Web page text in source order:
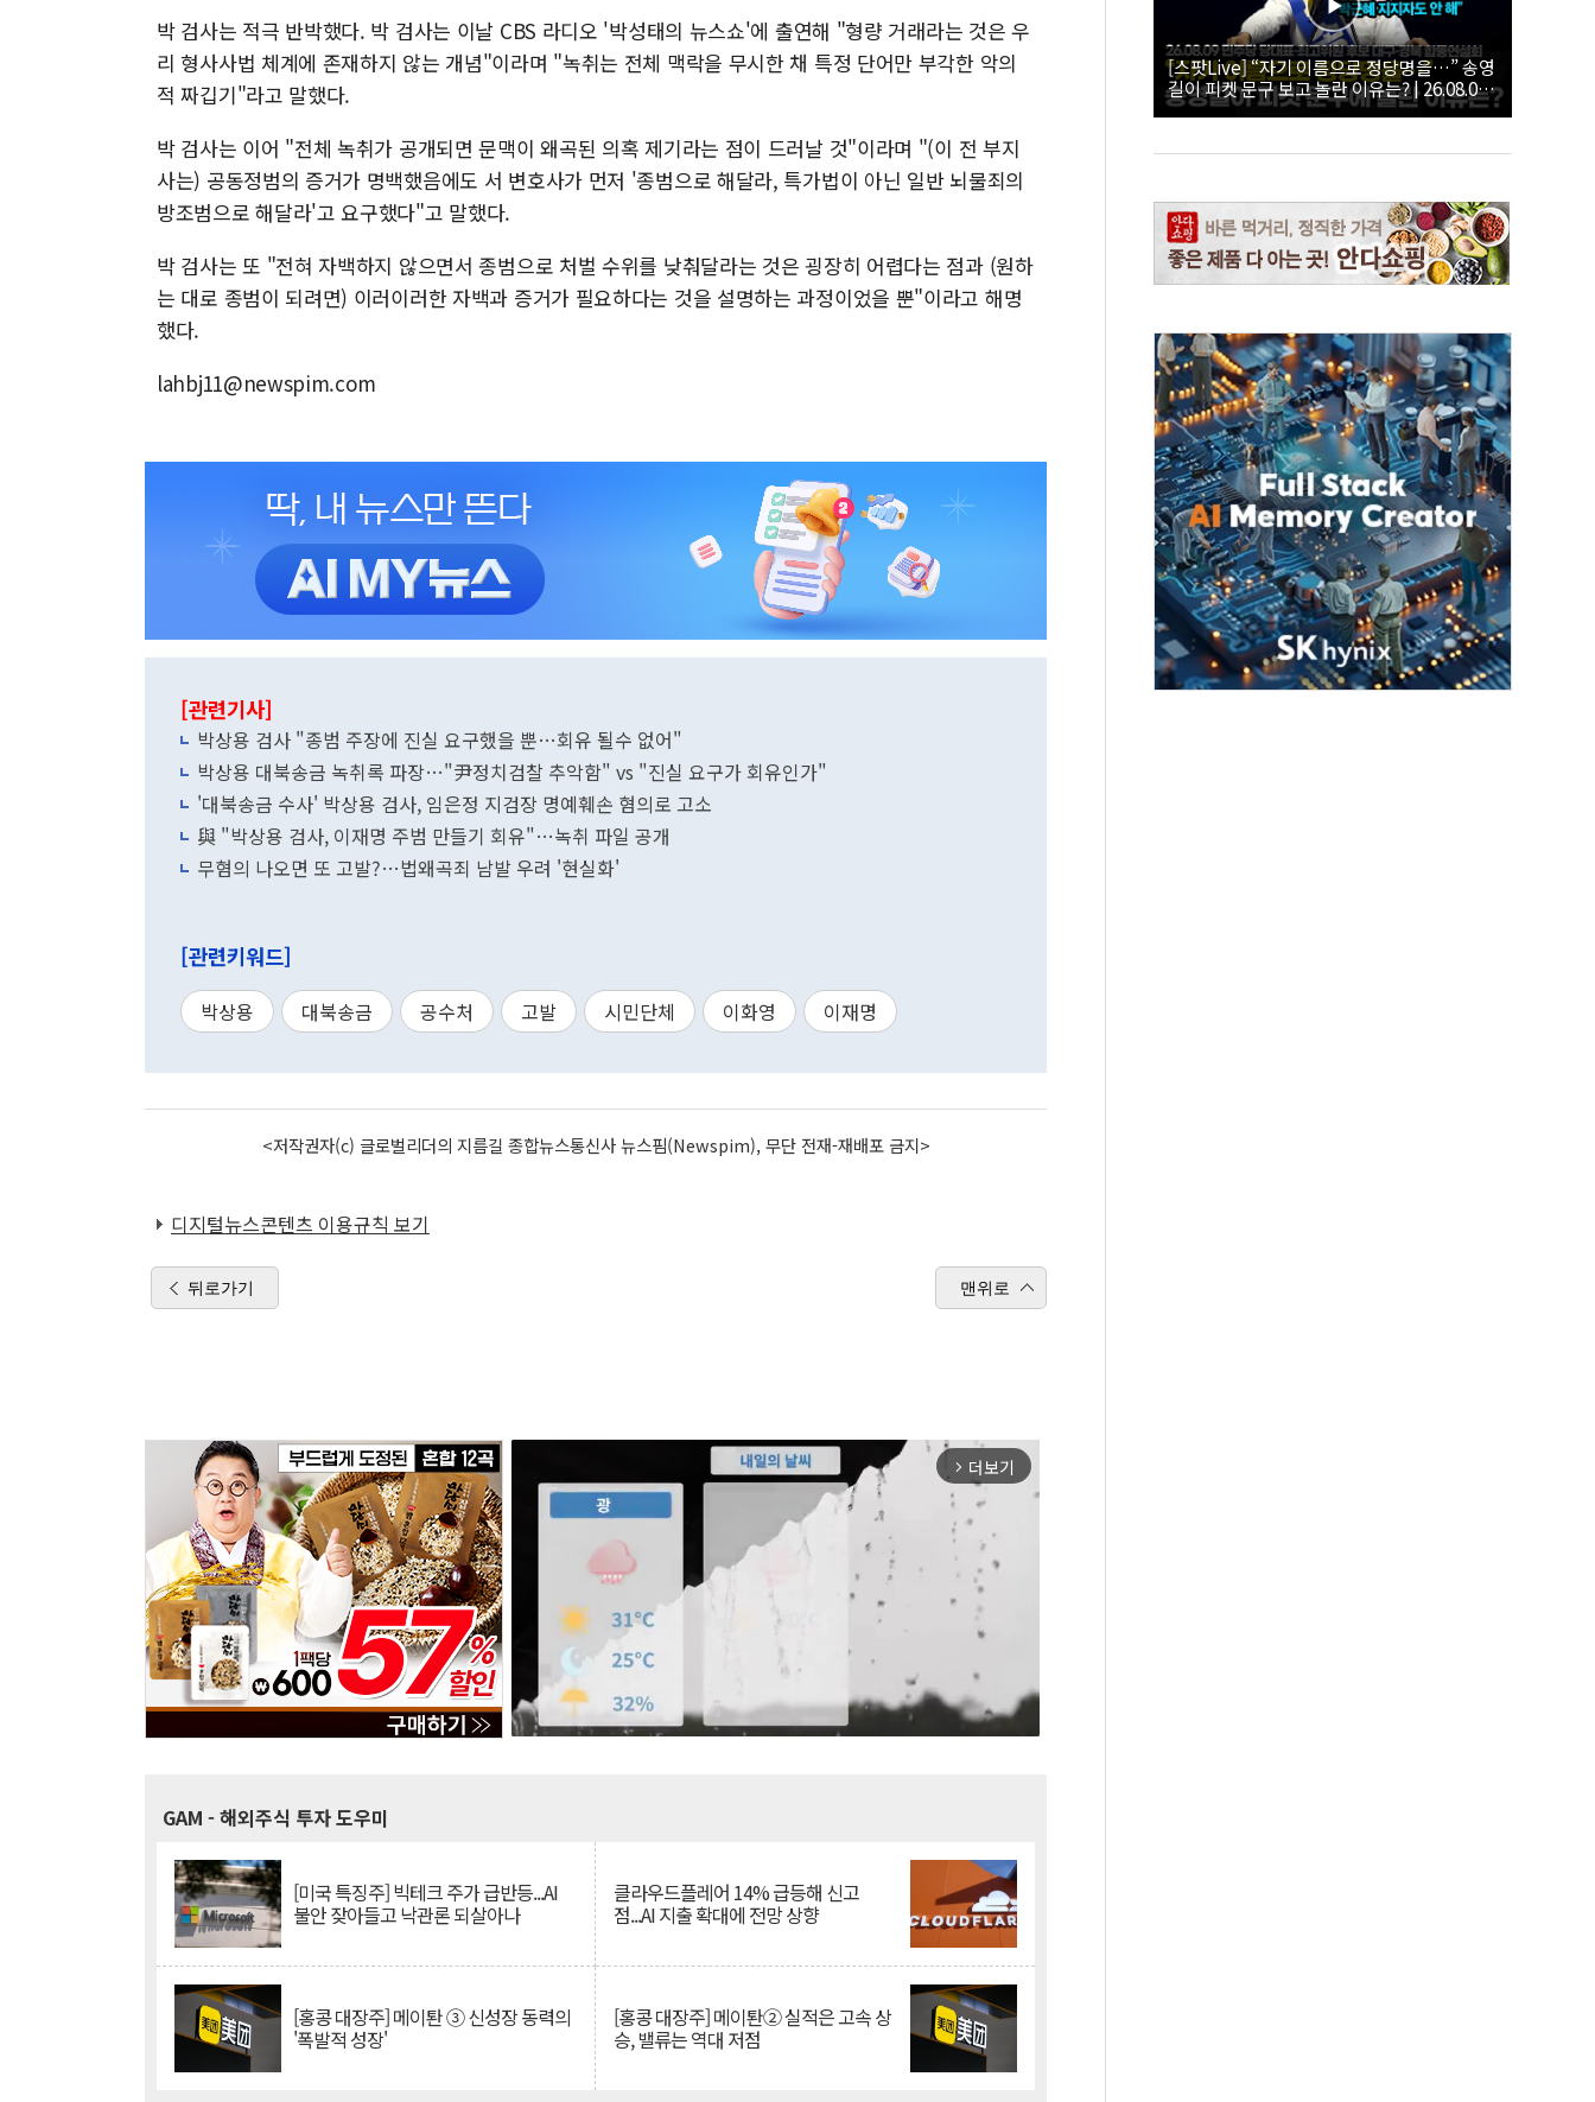
박 검사는 적극 반박했다. 박 검사는 이날 CBS 라디오 '박성태의 뉴스쇼'에 출연해 "형량 거래라는 것은 우
리 형사사법 체계에 존재하지 않는 개념"이라며 "녹취는 전체 맥락을 무시한 채 특정 단어만 부각한 악의
적 짜깁기"라고 말했다.
박 검사는 이어 "전체 녹취가 공개되면 문맥이 왜곡된 의혹 제기라는 점이 드러날 것"이라며 "(이 전 부지
사는) 공동정범의 증거가 명백했음에도 서 변호사가 먼저 '종범으로 해달라, 특가법이 아닌 일반 뇌물죄의
방조범으로 해달라'고 요구했다"고 말했다.
박 검사는 또 "전혀 자백하지 않으면서 종범으로 처벌 수위를 낮춰달라는 것은 굉장히 어렵다는 점과 (원하
는 대로 종범이 되려면) 이러이러한 자백과 증거가 필요하다는 것을 설명하는 과정이었을 뿐"이라고 해명
했다.
lahbj11@newspim.com
[관련기사]
박상용 검사 "종범 주장에 진실 요구했을 뿐…회유 될수 없어"
박상용 대북송금 녹취록 파장…"尹정치검찰 추악함" vs "진실 요구가 회유인가"
'대북송금 수사' 박상용 검사, 임은정 지검장 명예훼손 혐의로 고소
與 "박상용 검사, 이재명 주범 만들기 회유"…녹취 파일 공개
무혐의 나오면 또 고발?…법왜곡죄 남발 우려 '현실화'
[관련키워드]
박상용 대북송금 공수처 고발 시민단체 이화영 이재명
<저작권자(c) 글로벌리더의 지름길 종합뉴스통신사 뉴스핌(Newspim), 무단 전재-재배포 금지>
디지털뉴스콘텐츠 이용규칙 보기
뒤로가기 맨위로
arrow_forward_ios 더보기
GAM - 해외주식 투자 도우미
[미국 특징주] 빅테크 주가 급반등...AI
불안 잦아들고 낙관론 되살아나
클라우드플레어 14% 급등해 신고
점...AI 지출 확대에 전망 상향
[홍콩 대장주] 메이퇀 ③ 신성장 동력의
'폭발적 성장'
[홍콩 대장주] 메이퇀② 실적은 고속 상
승, 밸류는 역대 저점
[스팟Live] “자기 이름으로 정당명을…” 송영
길이 피켓 문구 보고 놀란 이유는? | 26.08.09
더불어민주당 당대표·최고위원 후보 대구·경